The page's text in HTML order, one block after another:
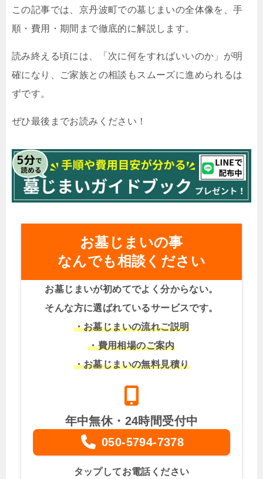
この記事では、京丹波町での墓じまいの全体像を、手
順・費用・期間まで徹底的に解説します。
読み終える頃には、「次に何をすればいいのか」が明
確になり、ご家族との相談もスムーズに進められるは
ずです。
ぜひ最後までお読みください！
お墓じまいの事
なんでも相談ください
お墓じまいが初めてでよく分からない。
そんな方に選ばれているサービスです。
・お墓じまいの流れご説明
・費用相場のご案内
・お墓じまいの無料見積り
年中無休・24時間受付中
050-5794-7378
タップしてお電話ください